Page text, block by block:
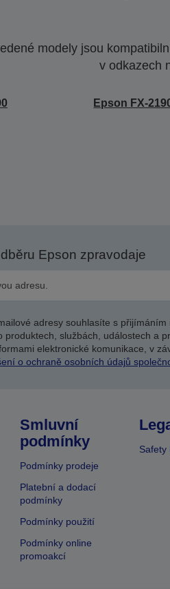
modely jsou
v odkazech
Epson FX-
Epson zpravodaje
adresy souhlasíte s
produktech, službách, událostech a
elektronické komunikace, v
o ochraně osobních údajů
Smluvní
podmínky
Podmínky prodeje
Platební a dodací
podmínky
Podmínky použití
Podmínky online
promoakcí
Safety